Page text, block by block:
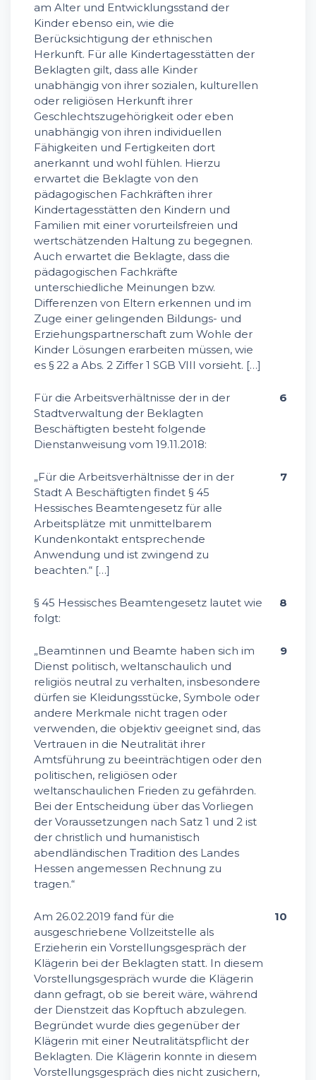
am Alter und Entwicklungsstand der
Kinder ebenso ein, wie die
Berücksichtigung der ethnischen
Herkunft. Für alle Kindertagesstätten der
Beklagten gilt, dass alle Kinder
unabhängig von ihrer sozialen, kulturellen
oder religiösen Herkunft ihrer
Geschlechtszugehörigkeit oder eben
unabhängig von ihren individuellen
Fähigkeiten und Fertigkeiten dort
anerkannt und wohl fühlen. Hierzu
erwartet die Beklagte von den
pädagogischen Fachkräften ihrer
Kindertagesstätten den Kindern und
Familien mit einer vorurteilsfreien und
wertschätzenden Haltung zu begegnen.
Auch erwartet die Beklagte, dass die
pädagogischen Fachkräfte
unterschiedliche Meinungen bzw.
Differenzen von Eltern erkennen und im
Zuge einer gelingenden Bildungs- und
Erziehungspartnerschaft zum Wohle der
Kinder Lösungen erarbeiten müssen, wie
es § 22 a Abs. 2 Ziffer 1 SGB VIII vorsieht. […]
Für die Arbeitsverhältnisse der in der
Stadtverwaltung der Beklagten
Beschäftigten besteht folgende
Dienstanweisung vom 19.11.2018:
6
„Für die Arbeitsverhältnisse der in der
Stadt A Beschäftigten findet § 45
Hessisches Beamtengesetz für alle
Arbeitsplätze mit unmittelbarem
Kundenkontakt entsprechende
Anwendung und ist zwingend zu
beachten.“ […]
7
§ 45 Hessisches Beamtengesetz lautet wie
folgt:
8
„Beamtinnen und Beamte haben sich im
Dienst politisch, weltanschaulich und
religiös neutral zu verhalten, insbesondere
dürfen sie Kleidungsstücke, Symbole oder
andere Merkmale nicht tragen oder
verwenden, die objektiv geeignet sind, das
Vertrauen in die Neutralität ihrer
Amtsführung zu beeinträchtigen oder den
politischen, religiösen oder
weltanschaulichen Frieden zu gefährden.
Bei der Entscheidung über das Vorliegen
der Voraussetzungen nach Satz 1 und 2 ist
der christlich und humanistisch
abendländischen Tradition des Landes
Hessen angemessen Rechnung zu
tragen.“
9
Am 26.02.2019 fand für die
ausgeschriebene Vollzeitstelle als
Erzieherin ein Vorstellungsgespräch der
Klägerin bei der Beklagten statt. In diesem
Vorstellungsgespräch wurde die Klägerin
dann gefragt, ob sie bereit wäre, während
der Dienstzeit das Kopftuch abzulegen.
Begründet wurde dies gegenüber der
Klägerin mit einer Neutralitätspflicht der
Beklagten. Die Klägerin konnte in diesem
Vorstellungsgespräch dies nicht zusichern,
10